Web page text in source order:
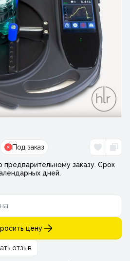
Под заказ
предварительному заказу. Срок
дней.
цену
отзыв